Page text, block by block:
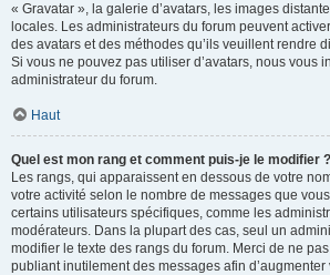
« Gravatar », la galerie d’avatars, les images
locales. Les administrateurs du forum peuvent
des avatars et des méthodes qu’ils veuillent rendre
Si vous ne pouvez pas utiliser d’avatars, nous vous
administrateur du forum.
Haut
Quel est mon rang et comment puis-je le modifier ?
Les rangs, qui apparaissent en dessous de votre
votre activité selon le nombre de messages que
certains utilisateurs spécifiques, comme les
modérateurs. Dans la plupart des cas, seul un
modifier le texte des rangs du forum. Merci de ne
publiant inutilement des messages afin